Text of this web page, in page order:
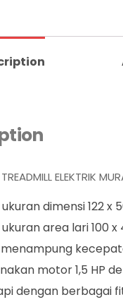
ELEKTRIK
dimensi 122 x
area lari 100
motor 1,5 HP
dengan berbagai